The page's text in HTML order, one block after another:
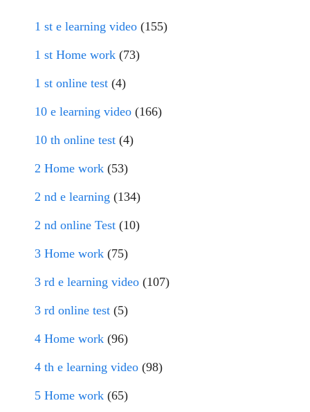
1 st e learning video (155)
1 st Home work (73)
1 st online test (4)
10 e learning video (166)
10 th online test (4)
2 Home work (53)
2 nd e learning (134)
2 nd online Test (10)
3 Home work (75)
3 rd e learning video (107)
3 rd online test (5)
4 Home work (96)
4 th e learning video (98)
5 Home work (65)